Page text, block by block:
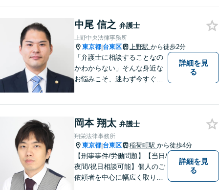
様に寄り添い、意志を尊重し
つつ、冷静的確なアドバイス
で納得できる解決を目指しま
す【夜間対応可】
中尾 信之 弁護士
上野中央法律事務所
東京都|台東区 上野駅 から徒歩2分
「弁護士に相談することなの
かわからない」そんな身近な
お悩みこそ、迷わず今すぐご
詳細を見
る
岡本 翔太 弁護士
翔栄法律事務所
東京都|台東区 稲荷町駅 から徒歩4分
【刑事事件/労働問題】【当日/
夜間/祝日相談可能】個人のご
依頼者を中心に幅広く取り扱
詳細を見
る